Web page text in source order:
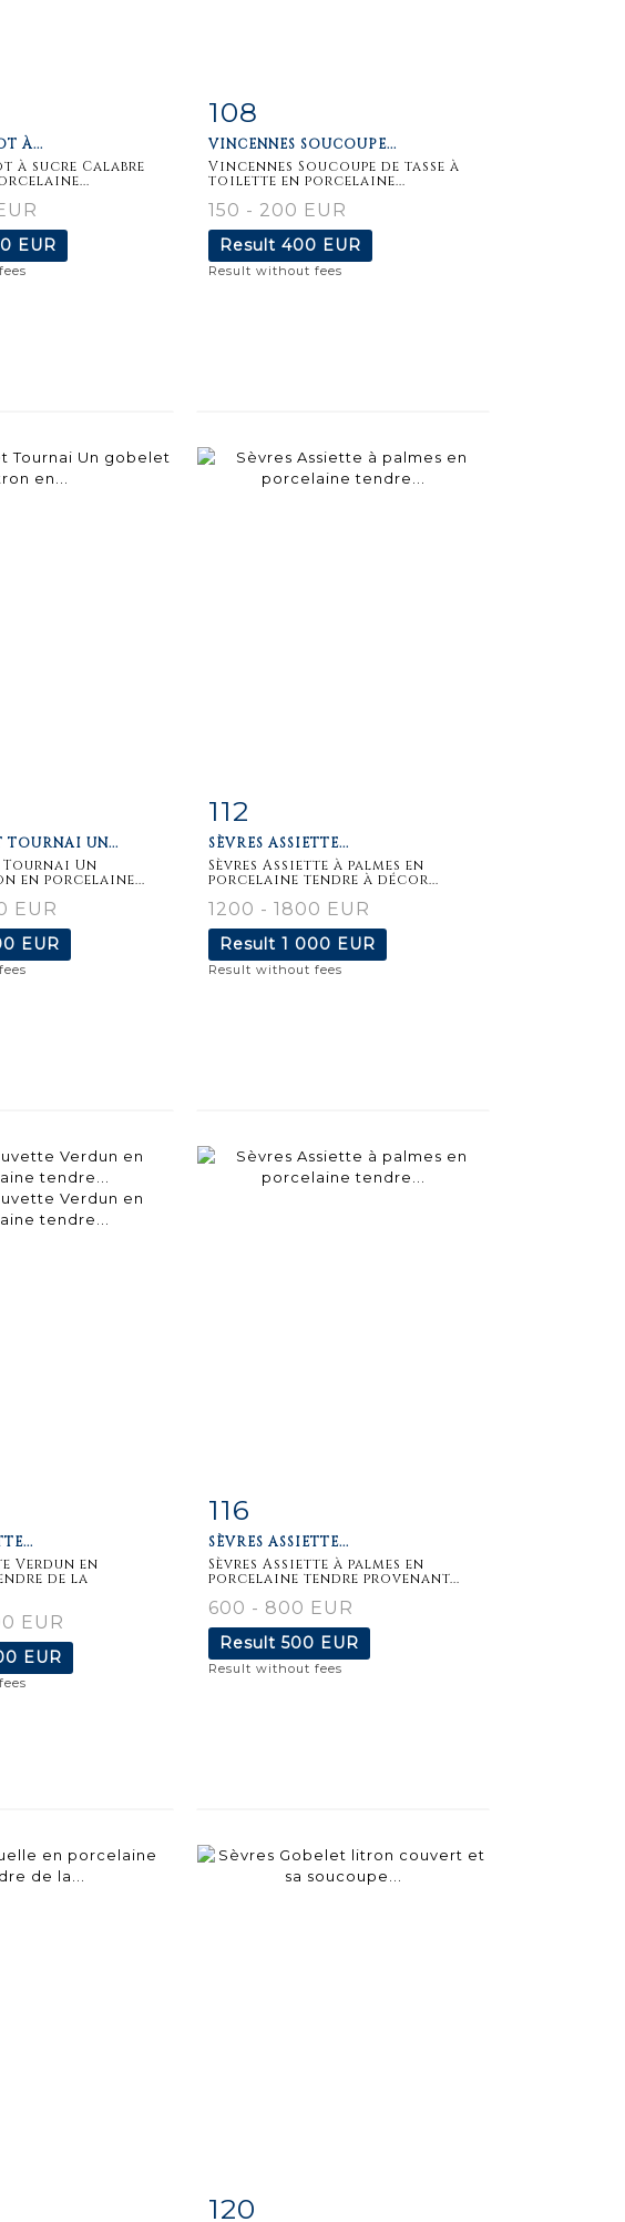
À...
à sucre Calabre
EUR
Item detail
108
VINCENNES SOUCOUPE...
Vincennes Soucoupe de tasse à
toilette en porcelaine...
150 - 200 EUR
Result 400 EUR
Result without fees
TOURNAI UN...
Tournai Un
en porcelaine...
EUR
EUR
Item detail
112
SÈVRES ASSIETTE...
Sèvres Assiette à palmes en
porcelaine tendre à décor...
1200 - 1800 EUR
Result 1 000 EUR
Result without fees
Verdun en
de la
EUR
EUR
Item detail
116
SÈVRES ASSIETTE...
Sèvres Assiette à palmes en
porcelaine tendre provenant...
600 - 800 EUR
Result 500 EUR
Result without fees
Item detail
120